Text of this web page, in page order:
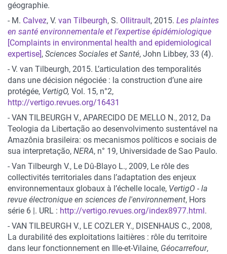
géographie.
- M. Calvez, V. van Tilbeurgh, S. Ollitrault, 2015. Les plaintes
en santé environnementale et l’expertise épidémiologique
[Complaints in environmental health and epidemiological
expertise] , Sciences Sociales et Santé, John Libbey, 33 (4).
- V. van Tilbeurgh, 2015. L’articulation des temporalités
dans une décision négociée : la construction d’une aire
protégée, VertigO, Vol. 15, n°2,
http://vertigo.revues.org/16431
- VAN TILBEURGH V., APARECIDO DE MELLO N., 2012, Da
Teologia da Libertação ao desenvolvimento sustentável na
Amazônia brasileira: os mecanismos políticos e sociais de
sua interpretação, NERA, n° 19, Universidade de Sao Paulo.
- Van Tilbeurgh V., Le Dû-Blayo L., 2009, Le rôle des
collectivités territoriales dans l’adaptation des enjeux
environnementaux globaux à l’échelle locale, VertigO - la
revue électronique en sciences de l'environnement, Hors
série 6 |. URL : http://vertigo.revues.org/index8977.html .
- VAN TILBEURGH V., LE COZLER Y., DISENHAUS C., 2008,
La durabilité des exploitations laitières : rôle du territoire
dans leur fonctionnement en Ille-et-Vilaine, Géocarrefour,